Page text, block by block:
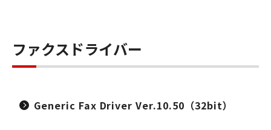
ファクスドライバー
Generic Fax Driver Ver.10.50（32bit）